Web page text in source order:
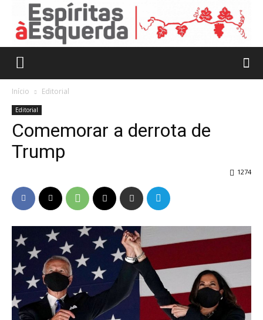
Início Editorial
Editorial
Comemorar a derrota de
Trump
1274